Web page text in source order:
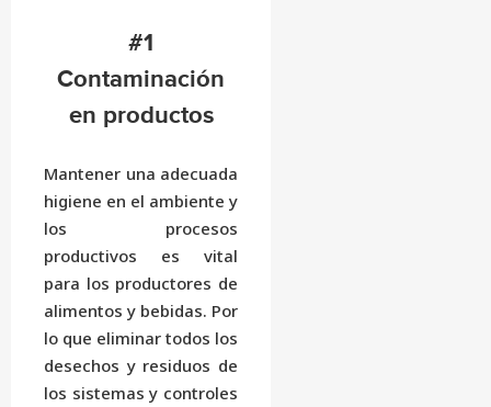
#1
Contaminación
en productos
Mantener una adecuada
higiene en el ambiente y
los procesos
productivos es vital
para los productores de
alimentos y bebidas. Por
lo que eliminar todos los
desechos y residuos de
los sistemas y controles